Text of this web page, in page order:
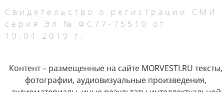
Свидетельство о регистрации СМИ
серия Эл № ФС77-75510 от
19.04.2019 г.
Контент – размещенные на сайте MORVESTI.RU тексты,
фотографии, аудиовизуальные произведения,